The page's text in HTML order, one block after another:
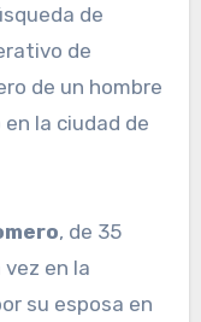
de
de
de un hombre
la ciudad de
, de 35
en la
su esposa en